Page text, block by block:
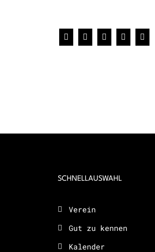
Facebook
X WhatsAppPinterest
E-
SCHNELLAUSWAHL
Verein
Gut zu kennen
Kalender